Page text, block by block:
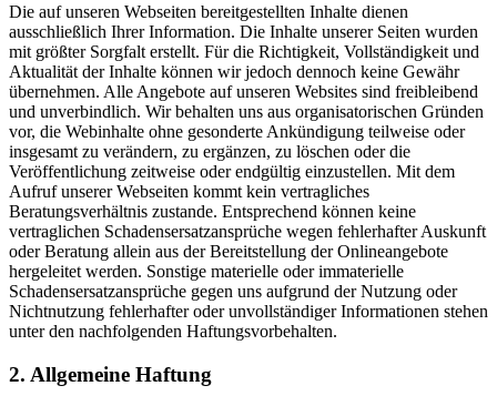
Die auf unseren Webseiten bereitgestellten Inhalte dienen
ausschließlich Ihrer Information. Die Inhalte unserer Seiten wurden
mit größter Sorgfalt erstellt. Für die Richtigkeit, Vollständigkeit und
Aktualität der Inhalte können wir jedoch dennoch keine Gewähr
übernehmen. Alle Angebote auf unseren Websites sind freibleibend
und unverbindlich. Wir behalten uns aus organisatorischen Gründen
vor, die Webinhalte ohne gesonderte Ankündigung teilweise oder
insgesamt zu verändern, zu ergänzen, zu löschen oder die
Veröffentlichung zeitweise oder endgültig einzustellen. Mit dem
Aufruf unserer Webseiten kommt kein vertragliches
Beratungsverhältnis zustande. Entsprechend können keine
vertraglichen Schadensersatzansprüche wegen fehlerhafter Auskunft
oder Beratung allein aus der Bereitstellung der Onlineangebote
hergeleitet werden. Sonstige materielle oder immaterielle
Schadensersatzansprüche gegen uns aufgrund der Nutzung oder
Nichtnutzung fehlerhafter oder unvollständiger Informationen stehen
unter den nachfolgenden Haftungsvorbehalten.
2. Allgemeine Haftung